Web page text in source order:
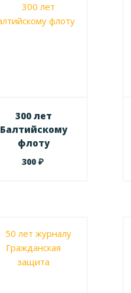
300 лет
Балтийскому
флоту
300 ₽